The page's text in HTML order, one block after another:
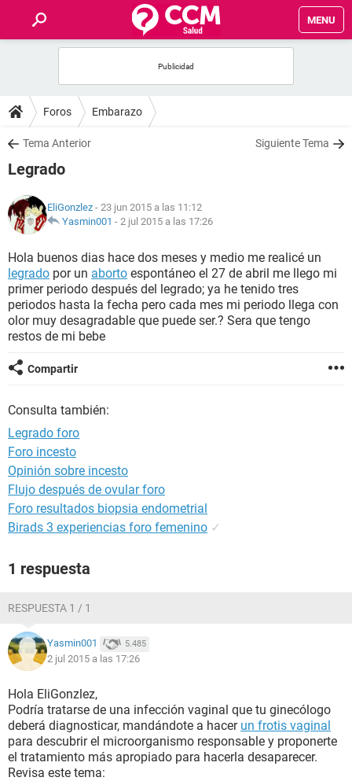
MENU
FOROS
SALUD
FAMILIA
NUTRICIÓN
BIENESTAR
SEXUALIDAD
GLOSARIO
Foros Embarazo
Tema Anterior Siguiente Tema
Legrado
EliGonzlez - 23 jun 2015 a las 11:12
Yasmin001 - 2 jul 2015 a las 17:26
Hola buenos dias hace dos meses y medio me realicé un
legrado por un aborto espontáneo el 27 de abril me llego mi
primer periodo después del legrado; ya he tenido tres
periodos hasta la fecha pero cada mes mi periodo llega con
olor muy desagradable que puede ser.? Sera que tengo
restos de mi bebe
Compartir
Consulta también:
Legrado foro
Foro incesto
Opinión sobre incesto
Flujo después de ovular foro
Foro resultados biopsia endometrial
Birads 3 experiencias foro femenino ✓
1 respuesta
RESPUESTA 1 / 1
Yasmin001 5.485
2 jul 2015 a las 17:26
Hola EliGonzlez,
Podría tratarse de una infección vaginal que tu ginecólogo
deberá diagnosticar, mandándote a hacer un frotis vaginal
para descubrir el microorganismo responsable y proponerte
el tratamiento más apropiado para hacerla desaparecer.
Revisa este tema: